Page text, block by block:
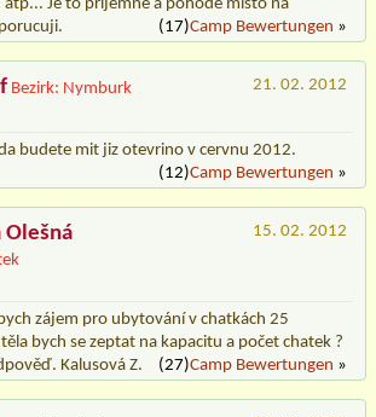
Je to prijemne a pohode misto na
(17)Camp Bewertungen »
Bezirk: Nymburk
21. 02. 2012
budete mit jiz otevrino v cervnu 2012.
(12)Camp Bewertungen »
Olešná 15. 02. 2012
zájem pro ubytování v chatkách 25
bych se zeptat na kapacitu a počet chatek ?
Kalusová Z.
(27)Camp Bewertungen »